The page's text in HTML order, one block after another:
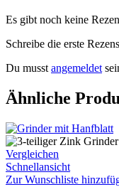
Es gibt noch keine
Schreibe die erste
Du musst angemeldet
Ähnliche
Vergleichen
Schnellansicht
Zur Wunschliste